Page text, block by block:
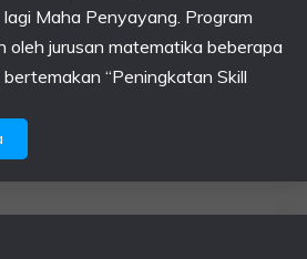
Maha Penyayang. Program
oleh jurusan matematika beberapa
“Peningkatan Skill